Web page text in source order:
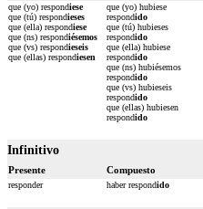
que (yo) respondiese
que (tú) respondieses
que (ella) respondiese
que (ns) respondiésemos
que (vs) respondieseis
que (ellas) respondiesen
que (yo) hubiese
respondido
que (tú) hubieses
respondido
que (ella) hubiese
respondido
que (ns) hubiésemos
respondido
que (vs) hubieseis
respondido
que (ellas) hubiesen
respondido
Infinitivo
Presente Compuesto
responder haber respondido